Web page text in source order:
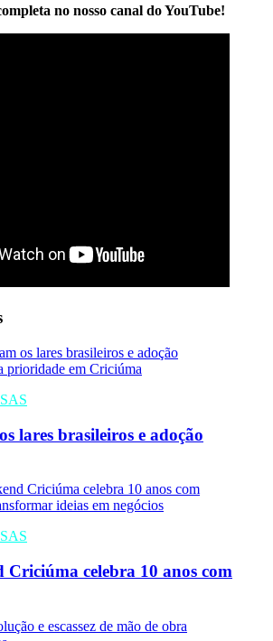
no nosso canal do YouTube!
lares brasileiros e adoção
Criciúma celebra 10 anos com